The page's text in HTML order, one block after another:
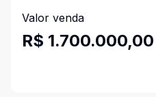
Valor venda
R$ 1.700.000,00